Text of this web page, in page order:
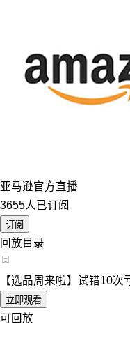
亚马逊官方直播
3655人已订阅
订阅
回放目录
【选品周来啦】试错10
立即观看
可回放